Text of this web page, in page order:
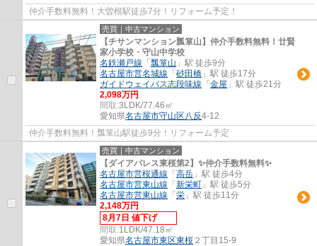
仲介手数料無料！大曽根駅徒歩7分！リフォーム予定！
売買｜中古マンション
【チサンマンション瓢箪山】仲介手数料無料！廿賢
家小学校・守山中学校
名鉄瀬戸線 「 瓢箪山 」駅 徒歩9分
名古屋市営名城線 「 砂田橋 」駅 徒歩17分
ガイドウェイバス志段味線 「 金屋 」駅 徒歩21分
2,098万円
間取:3LDK/77.46㎡
愛知県名古屋市守山区八反4-12
仲介手数料無料！瓢箪山駅徒歩9分！リフォーム予定
売買｜中古マンション
【ダイアパレス東桜第2】✨️仲介手数料無料✨️
名古屋市営桜通線 「 高岳 」駅 徒歩4分
名古屋市営東山線 「 新栄町 」駅 徒歩5分
名古屋市営東山線 「 栄 」駅 徒歩11分
2,148万円
8月7日 値下げ
間取:1LDK/47.18㎡
愛知県名古屋市東区東桜 ２丁目15-9